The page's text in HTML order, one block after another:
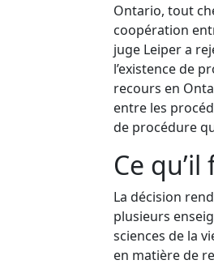
Ontario, tout
coopération
juge Leiper a
l’existence de
recours en
entre les
de procédure
Ce
La décision
plusieurs
sciences de la
en matière de